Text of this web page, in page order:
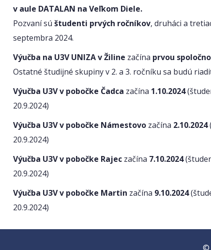
v aule DATALAN na Veľkom Diele.
Pozvaní sú študenti prvých ročníkov, druháci a
septembra 2024.
Výučba na U3V UNIZAv Žiline začína prvou
Ostatné študijné skupiny v 2. a 3. ročníku sa budú
Výučba U3V v pobočke Čadca začína 1.10.2024
20.9.2024)
Výučba U3V v pobočke Námestovo začína 2.10.2024
20.9.2024)
Výučba U3V v pobočke Rajec začína 7.10.2024
20.9.2024)
Výučba U3V v pobočke Martin začína 9.10.2024
20.9.2024)
©